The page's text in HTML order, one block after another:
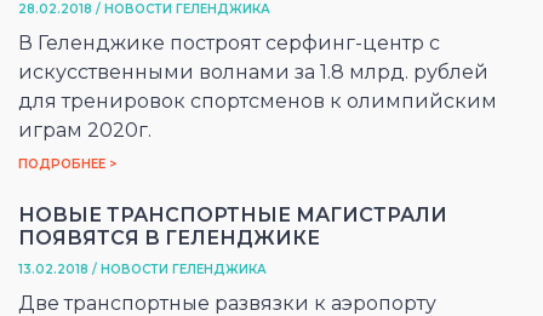
28.02.2018 / НОВОСТИ ГЕЛЕНДЖИКА
В Геленджике построят серфинг-центр с
искусственными волнами за 1.8 млрд. рублей
для тренировок спортсменов к олимпийским
играм 2020г.
ПОДРОБНЕЕ >
НОВЫЕ ТРАНСПОРТНЫЕ МАГИСТРАЛИ
ПОЯВЯТСЯ В ГЕЛЕНДЖИКЕ
13.02.2018 / НОВОСТИ ГЕЛЕНДЖИКА
Две транспортные развязки к аэропорту